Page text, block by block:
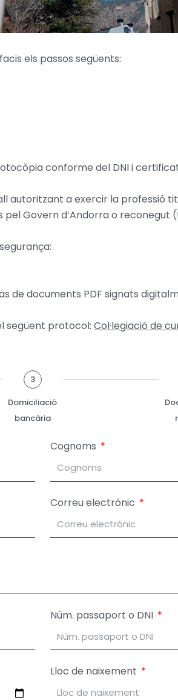
els passos següents:
conforme del DNI i
a exercir la professió
Govern d’Andorra o reconegut
de documents PDF signats
següent protocol: Col·legiació de
3
Domiciliació
bancària
Cognoms
Correu electrónic
Núm. passaport o DNI
Lloc de naixement